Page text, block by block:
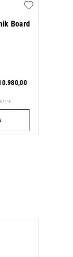
Board
.980,00
371 90